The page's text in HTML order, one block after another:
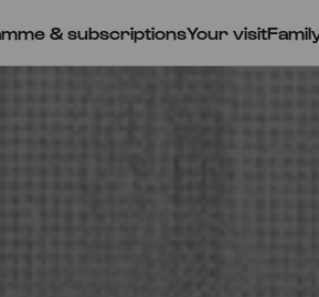
& subscriptionsYour visit